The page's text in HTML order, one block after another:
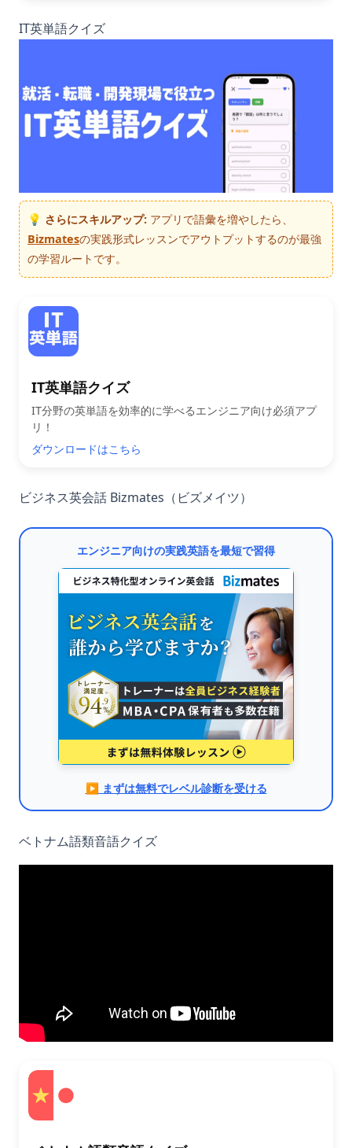
IT英単語クイズ
💡 さらにスキルアップ: アプリで語彙を増やしたら、
Bizmatesの実践形式レッスンでアウトプットするのが最強
の学習ルートです。
IT英単語クイズ
IT分野の英単語を効率的に学べるエンジニア向け必須アプ
リ！
ダウンロードはこちら
ビジネス英会話 Bizmates（ビズメイツ）
エンジニア向けの実践英語を最短で習得
▶︎ まずは無料でレベル診断を受ける
ベトナム語類音語クイズ